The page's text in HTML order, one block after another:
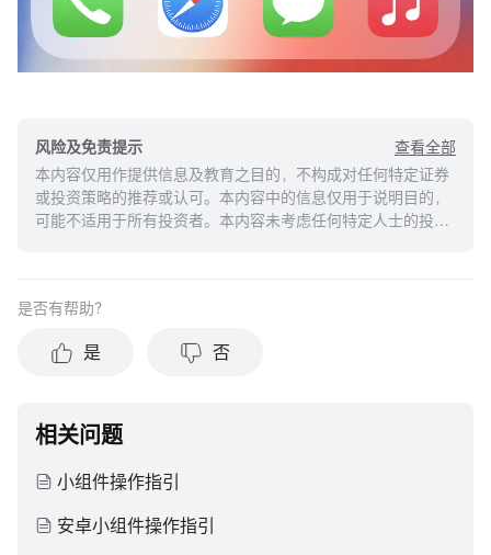
风险及免责提示
查看全部
本内容仅用作提供信息及教育之目的，不构成对任何特定证券
或投资策略的推荐或认可。本内容中的信息仅用于说明目的，
可能不适用于所有投资者。本内容未考虑任何特定人士的投资
结果。投资涉及风险和损失本金的可能性。moomoo对上述内
任何陈述或保证。
是否有帮助？
是 否
相关问题
小组件操作指引
安卓小组件操作指引